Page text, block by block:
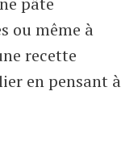
ou même à
recette
en pensant à